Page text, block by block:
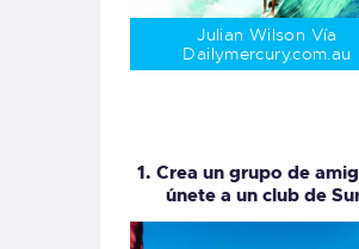
Julian Wilson Vía
Dailymercury.com.au
1. Crea un grupo de
únete a un club de